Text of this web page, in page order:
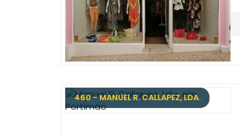
460 - MANUEL R. CALLAPEZ, LDA.